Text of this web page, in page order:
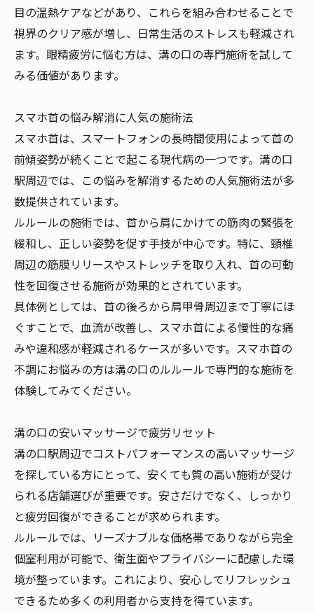
目の温熱ケアなどがあり、これらを組み合わせることで
視界のクリア感が増し、日常生活のストレスも軽減され
ます。眼精疲労に悩む方は、溝の口の専門施術を試して
みる価値があります。
スマホ首の悩み解消に人気の施術法
スマホ首は、スマートフォンの長時間使用によって首の
前傾姿勢が続くことで起こる現代病の一つです。溝の口
駅周辺では、この悩みを解消するための人気施術法が多
数提供されています。
ルルールの施術では、首から肩にかけての筋肉の緊張を
緩和し、正しい姿勢を促す手技が中心です。特に、頸椎
周辺の筋膜リリースやストレッチを取り入れ、首の可動
性を回復させる施術が効果的とされています。
具体例としては、首の後ろから肩甲骨周辺まで丁寧にほ
ぐすことで、血流が改善し、スマホ首による慢性的な痛
みや違和感が軽減されるケースが多いです。スマホ首の
不調にお悩みの方は溝の口のルルールで専門的な施術を
体験してみてください。
溝の口の安いマッサージで疲労リセット
溝の口駅周辺でコストパフォーマンスの高いマッサージ
を探している方にとって、安くても質の高い施術が受け
られる店舗選びが重要です。安さだけでなく、しっかり
と疲労回復ができることが求められます。
ルルールでは、リーズナブルな価格帯でありながら完全
個室利用が可能で、衛生面やプライバシーに配慮した環
境が整っています。これにより、安心してリフレッシュ
できるため多くの利用者から支持を得ています。